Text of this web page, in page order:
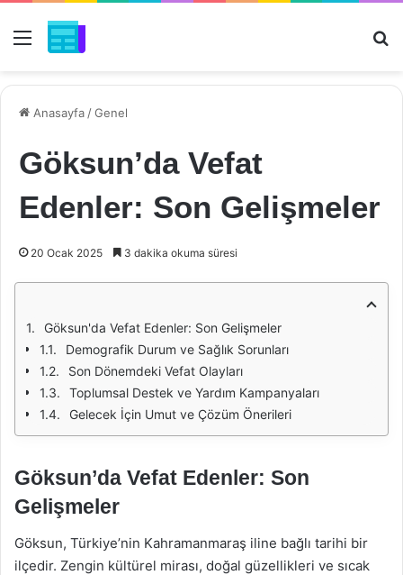
Menü
Anasayfa /Genel
Göksun’da Vefat
Edenler: Son Gelişmeler
20 Ocak 2025 3 dakika okuma süresi
Göksun'da Vefat Edenler: Son Gelişmeler
Demografik Durum ve Sağlık Sorunları
Son Dönemdeki Vefat Olayları
Toplumsal Destek ve Yardım Kampanyaları
Gelecek İçin Umut ve Çözüm Önerileri
Göksun’da Vefat Edenler: Son
Gelişmeler
Göksun, Türkiye’nin Kahramanmaraş iline bağlı tarihi bir
ilçedir. Zengin kültürel mirası, doğal güzellikleri ve sıcak